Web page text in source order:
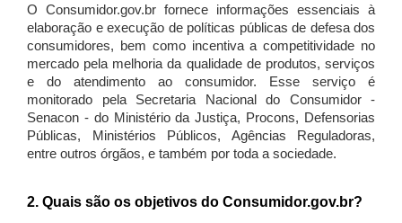
O Consumidor.gov.br fornece informações essenciais à
elaboração e execução de políticas públicas de defesa dos
consumidores, bem como incentiva a competitividade no
mercado pela melhoria da qualidade de produtos, serviços
e do atendimento ao consumidor. Esse serviço é
monitorado pela Secretaria Nacional do Consumidor -
Senacon - do Ministério da Justiça, Procons, Defensorias
Públicas, Ministérios Públicos, Agências Reguladoras,
entre outros órgãos, e também por toda a sociedade.
2. Quais são os objetivos do Consumidor.gov.br?